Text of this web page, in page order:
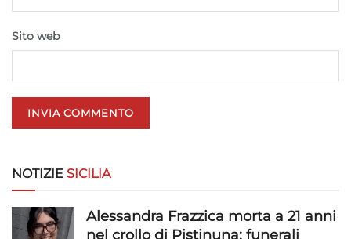
Sito web
NOTIZIE SICILIA
Alessandra Frazzica morta a 21 anni
nel crollo di Pistinuna: funerali